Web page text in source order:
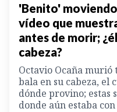
'Benito'
vídeo que
antes de morir;
cabeza?
Octavio Ocaña
bala en su cabeza, el
dónde provino; estas
donde aún estaba